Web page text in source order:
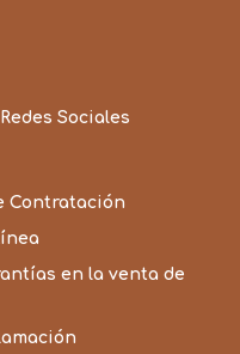
Sociales
Contratación
en la venta de